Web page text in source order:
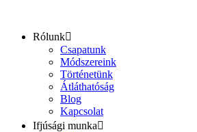
tartalomhoz
Rólunk
Csapatunk
Módszereink
Történetünk
Átláthatóság
Blog
Kapcsolat
Ifjúsági munka